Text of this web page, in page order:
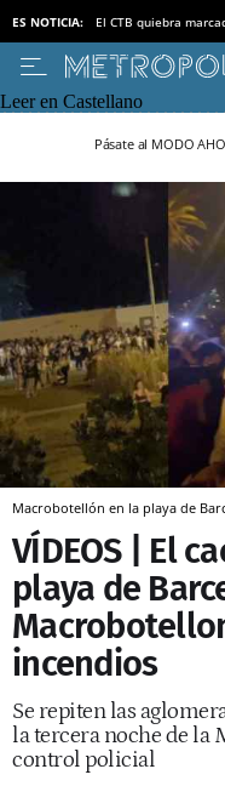
ES NOTICIA: El CTB quiebra
Leer en Castellano
Pásate al MODO
Macrobotellón en la playa de
VÍDEOS | El
playa de
incendios
Se repiten las
la tercera noche de la
control policial